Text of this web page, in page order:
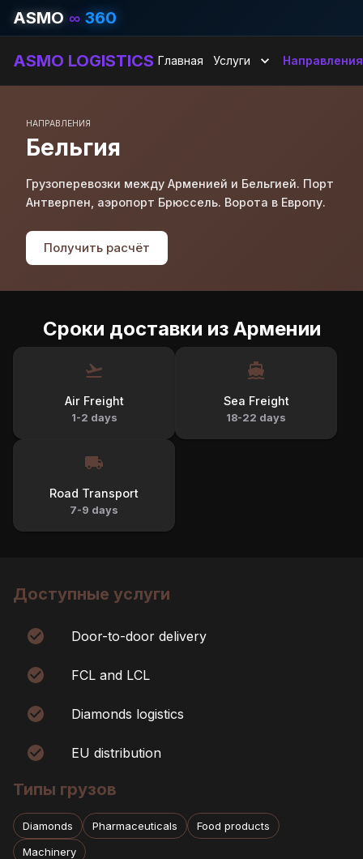
ASMO ∞ 360
ASMO LOGISTICS Главная Услуги Направления
НАПРАВЛЕНИЯ
Бельгия
Грузоперевозки между Арменией и Бельгией. Порт
Антверпен, аэропорт Брюссель. Ворота в Европу.
Получить расчёт
Сроки доставки из Армении
Air Freight
1-2 days
Sea Freight
18-22 days
Road Transport
7-9 days
Доступные услуги
Door-to-door delivery
FCL and LCL
Diamonds logistics
EU distribution
Типы грузов
Diamonds Pharmaceuticals
Food products
Machinery